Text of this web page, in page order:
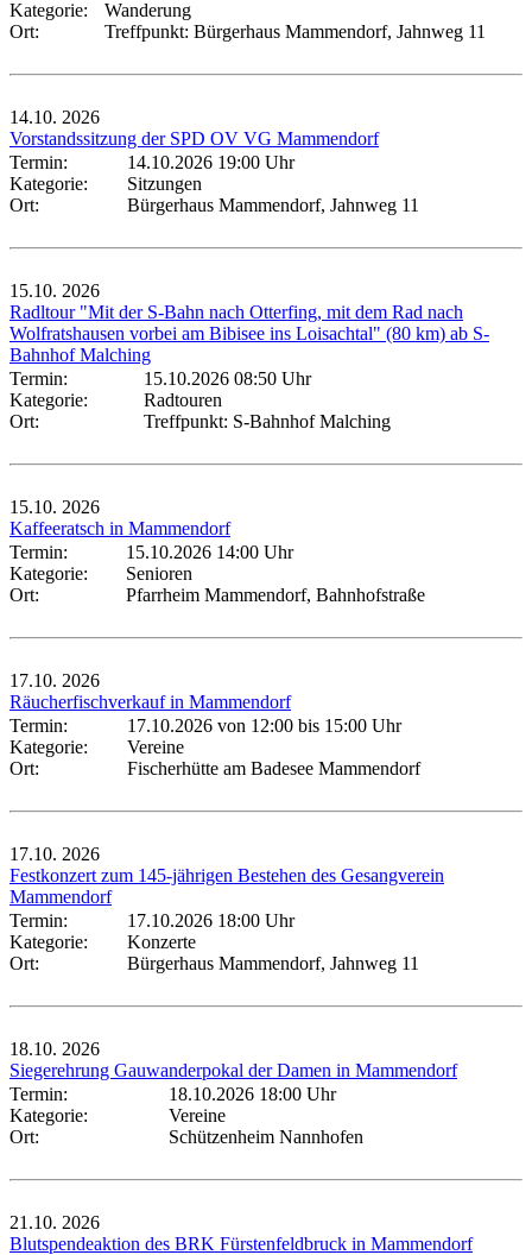
Kategorie:
Wanderung
Ort:
Treffpunkt: Bürgerhaus Mammendorf, Jahnweg 11
14.10. 2026
Vorstandssitzung der SPD OV VG Mammendorf
Termin:
14.10.2026 19:00 Uhr
Kategorie:
Sitzungen
Ort:
Bürgerhaus Mammendorf, Jahnweg 11
15.10. 2026
Radltour "Mit der S-Bahn nach Otterfing, mit dem Rad nach
Wolfratshausen vorbei am Bibisee ins Loisachtal" (80 km) ab S-
Bahnhof Malching
Termin:
15.10.2026 08:50 Uhr
Kategorie:
Radtouren
Ort:
Treffpunkt: S-Bahnhof Malching
15.10. 2026
Kaffeeratsch in Mammendorf
Termin:
15.10.2026 14:00 Uhr
Kategorie:
Senioren
Ort:
Pfarrheim Mammendorf, Bahnhofstraße
17.10. 2026
Räucherfischverkauf in Mammendorf
Termin:
17.10.2026 von 12:00 bis 15:00 Uhr
Kategorie:
Vereine
Ort:
Fischerhütte am Badesee Mammendorf
17.10. 2026
Festkonzert zum 145-jährigen Bestehen des Gesangverein
Mammendorf
Termin:
17.10.2026 18:00 Uhr
Kategorie:
Konzerte
Ort:
Bürgerhaus Mammendorf, Jahnweg 11
18.10. 2026
Siegerehrung Gauwanderpokal der Damen in Mammendorf
Termin:
18.10.2026 18:00 Uhr
Kategorie:
Vereine
Ort:
Schützenheim Nannhofen
21.10. 2026
Blutspendeaktion des BRK Fürstenfeldbruck in Mammendorf